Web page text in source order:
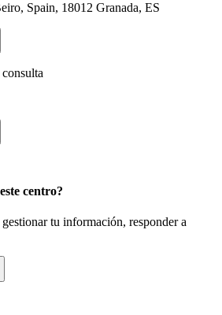
Spain, 18012 Granada, ES
centro?
tu información, responder a